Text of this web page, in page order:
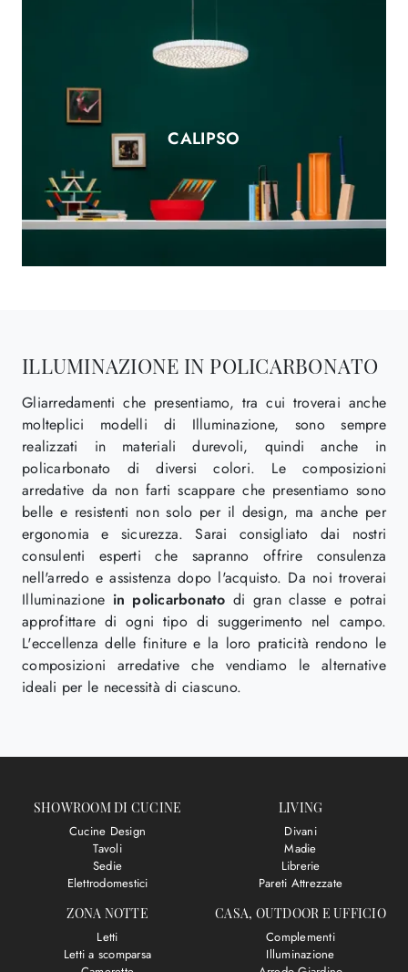
CALIPSO
ILLUMINAZIONE IN POLICARBONATO
Gliarredamenti che presentiamo, tra cui troverai anche
molteplici modelli di Illuminazione, sono sempre
realizzati in materiali durevoli, quindi anche in
policarbonato di diversi colori. Le composizioni
arredative da non farti scappare che presentiamo sono
belle e resistenti non solo per il design, ma anche per
ergonomia e sicurezza. Sarai consigliato dai nostri
consulenti esperti che sapranno offrire consulenza
nell'arredo e assistenza dopo l'acquisto. Da noi troverai
Illuminazione in policarbonato di gran classe e potrai
approfittare di ogni tipo di suggerimento nel campo.
L'eccellenza delle finiture e la loro praticità rendono le
composizioni arredative che vendiamo le alternative
ideali per le necessità di ciascuno.
SHOWROOM DI CUCINE
Cucine Design
Tavoli
Sedie
Elettrodomestici
LIVING
Divani
Madie
Librerie
Pareti Attrezzate
ZONA NOTTE
Letti
Letti a scomparsa
CASA, OUTDOOR E UFFICIO
Complementi
Illuminazione